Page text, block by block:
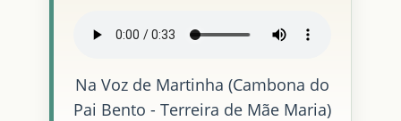
Na Voz de Martinha (Cambona do
Pai Bento - Terreira de Mãe Maria)